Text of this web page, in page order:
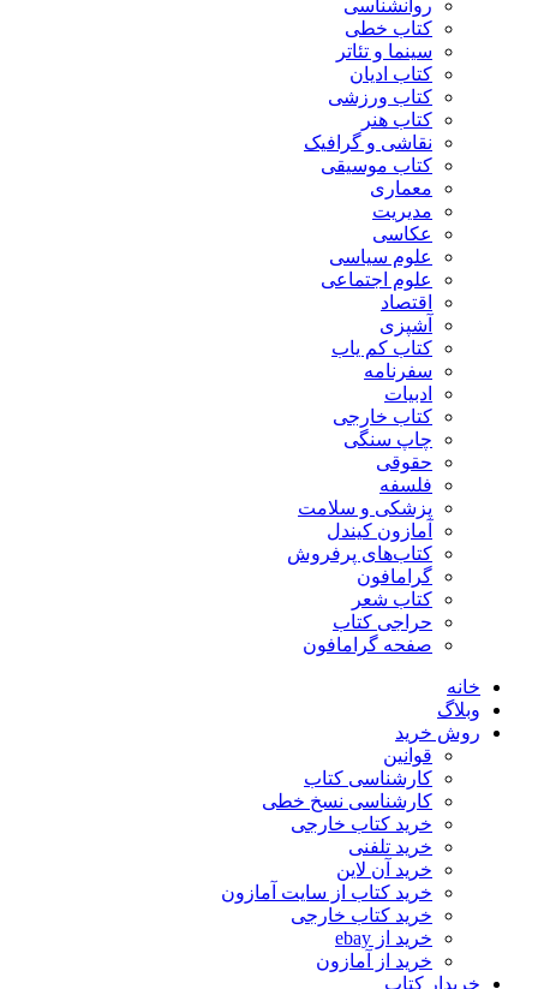
روانشناسی
کتاب خطی
سینما و تئاتر
کتاب ادیان
کتاب ورزشی
کتاب هنر
نقاشی و گرافیک
کتاب موسیقی
معماری
مدیریت
عکاسی
علوم سیاسی
علوم اجتماعی
اقتصاد
آشپزی
کتاب کم یاب
سفرنامه
ادبیات
کتاب خارجی
چاپ سنگی
حقوقی
فلسفه
پزشکی و سلامت
آمازون کیندل
کتاب‌های پرفروش
گرامافون
کتاب شعر
حراجی کتاب
صفحه گرامافون
خانه
وبلاگ
روش خرید
قوانین
کارشناسی کتاب
کارشناسی نسخ خطی
خرید کتاب خارجی
خرید تلفنی
خرید آن لاین
خرید کتاب از سایت آمازون
خرید کتاب خارجی
خرید از ebay
خرید از آمازون
خریدار کتاب